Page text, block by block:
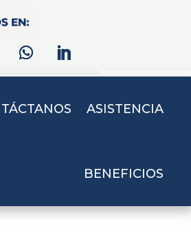
ASISTENCIA
BENEFICIOS